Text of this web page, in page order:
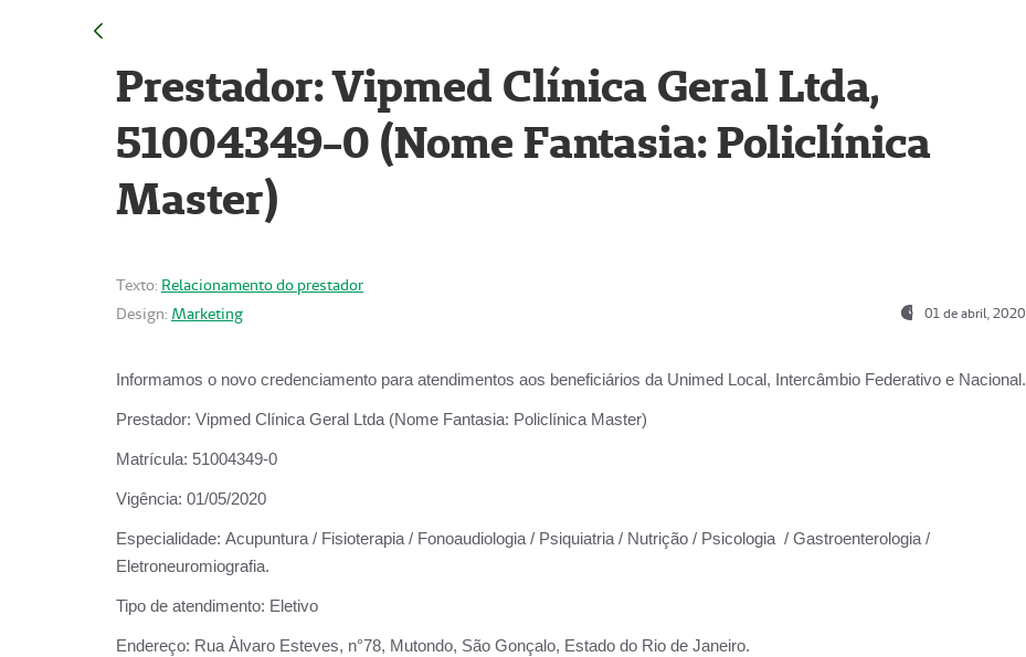
Prestador: Vipmed Clínica Geral Ltda,
51004349-0 (Nome Fantasia: Policlínica
Master)
Texto: Relacionamento do prestador
Design: Marketing 01 de abril, 2020
Informamos o novo credenciamento para atendimentos aos beneficiários da Unimed Local, Intercâmbio Federativo e Nacional.
Prestador: Vipmed Clínica Geral Ltda (Nome Fantasia: Policlínica Master)
Matrícula: 51004349-0
Vigência: 01/05/2020
Especialidade: Acupuntura / Fisioterapia / Fonoaudiologia / Psiquiatria / Nutrição / Psicologia / Gastroenterologia /
Eletroneuromiografia.
Tipo de atendimento: Eletivo
Endereço: Rua Àlvaro Esteves, n°78, Mutondo, São Gonçalo, Estado do Rio de Janeiro.